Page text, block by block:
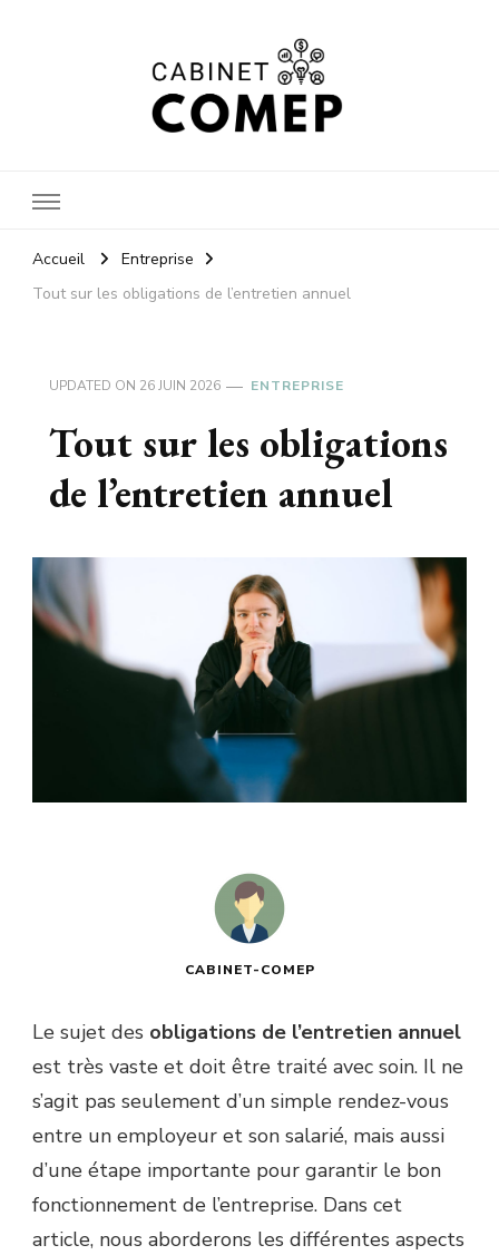
comep
Le blog
Accueil
Entreprise
Tout sur les obligations de l’entretien annuel
UPDATED ON 26 JUIN 2026 ENTREPRISE
Tout sur les obligations
de l’entretien annuel
CABINET-COMEP
Le sujet des obligations de l’entretien annuel
est très vaste et doit être traité avec soin. Il ne
s’agit pas seulement d’un simple rendez-vous
entre un employeur et son salarié, mais aussi
d’une étape importante pour garantir le bon
fonctionnement de l’entreprise. Dans cet
article, nous aborderons les différentes aspects